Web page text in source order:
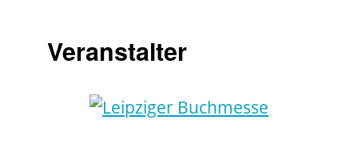
Veranstalter